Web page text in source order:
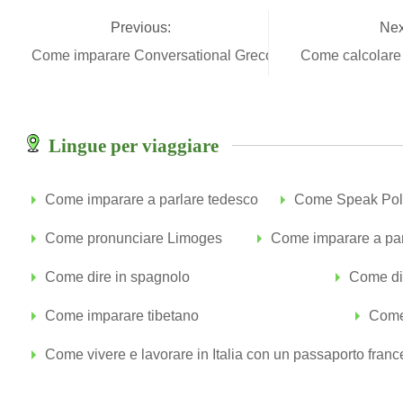
Previous:
Come imparare Conversational Greco
Come
Lingue per viaggiare
Come imparare a parlare tedesco Come Speak
Come pronunciare Limoges Come imparare a
Come dire in spagnolo Come
Come imparare tibetano
Come vivere e lavorare in Italia con un passaporto